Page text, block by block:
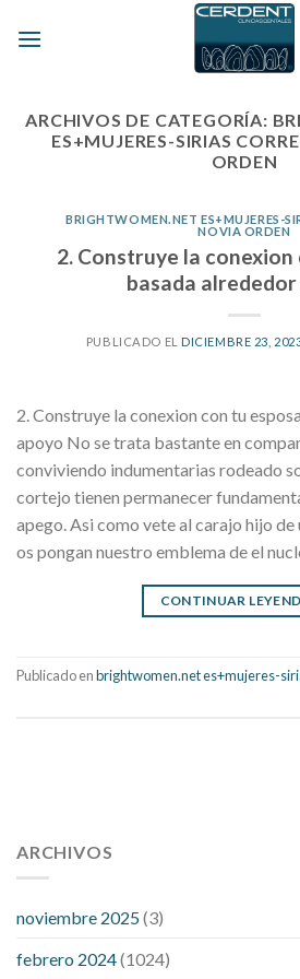
ARCHIVOS DE CATEGORÍA:
ES+MUJERES-SIRIAS
ORDEN
BRIGHTWOMEN.NET ES+MUJERES-
NOVIA ORDEN
2. Construye la conexion
basada
PUBLICADO ELDICIEMBRE 23,
2. Construye la conexion con tu
apoyo No se trata bastante en
conviviendo indumentarias rodeado
cortejo tienen permanecer
apego. Asi­ como vete al carajo hijo
os pongan nuestro emblema de el
CONTINUAR
Publicado enbrightwomen.net es+mujeres-
pressure 112 50
fitness trackers monitor blood
high low number blood
200 mg labetalol lower blood pressure
ARCHIVOS
noviembre 2025(3)
febrero 2024(1024)